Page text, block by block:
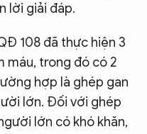
lời giải đáp.
108 đã thực hiện 3
máu, trong đó có 2
hợp là ghép gan
lớn. Đối với ghép
lớn có khó khăn,